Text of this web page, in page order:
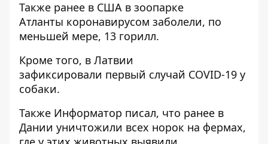
Также ранее в США в зоопарке
Атланты коронавирусом заболели, по
меньшей мере, 13 горилл.
Кроме того, в Латвии
зафиксировали первый случай COVID-19 у
собаки.
Также Информатор писал, что ранее в
Дании уничтожили всех норок на фермах,